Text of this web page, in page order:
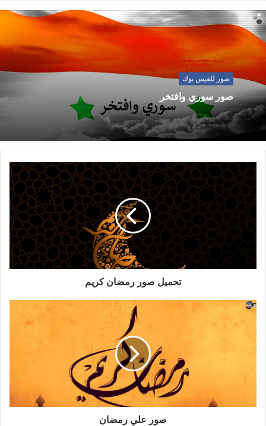
صور للفيس بوك
صور سوري وافتخر
تحميل صور رمضان كريم
صور علي رمضان